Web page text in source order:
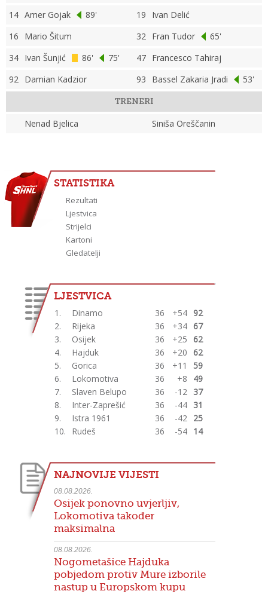
14 Amer Gojak 89' 19
Ivan Delić
16
Mario Šitum 32 Fran Tudor
65'
34 Ivan Šunjić 86' 75' 47 Francesco Tahiraj
92 Damian Kadzior 93 Bassel Zakaria Jradi 53'
TRENERI
Nenad Bjelica Siniša Oreščanin
STATISTIKA
Rezultati
Ljestvica
Strijelci
Kartoni
Gledatelji
LJESTVICA
1. Dinamo 36 +54 92
2.
Rijeka 36 +34 67
3.
Osijek 36 +25
62
4.
Hajduk 36 +20
62
5.
Gorica 36 +11
59
6.
Lokomotiva 36 +8
49
7.
Slaven Belupo 36 -12 37
8.
Inter-Zaprešić 36 -44 31
9.
Istra 1961 36 -42 25
10.
Rudeš 36 -54 14
NAJNOVIJE VIJESTI
08.08.2026.
Osijek ponovno uvjerljiv,
Lokomotiva također
maksimalna
08.08.2026.
Nogometašice Hajduka
pobjedom protiv Mure izborile
nastup u Europskom kupu